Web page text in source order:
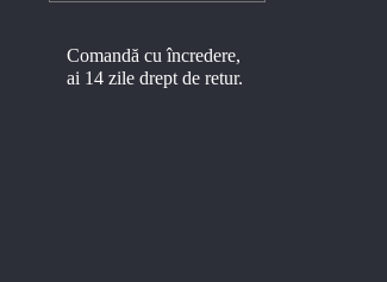
Comandă cu încredere,
ai 14 zile drept de retur.